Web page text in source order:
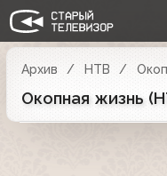
Архив НТВ
Окопная жизнь